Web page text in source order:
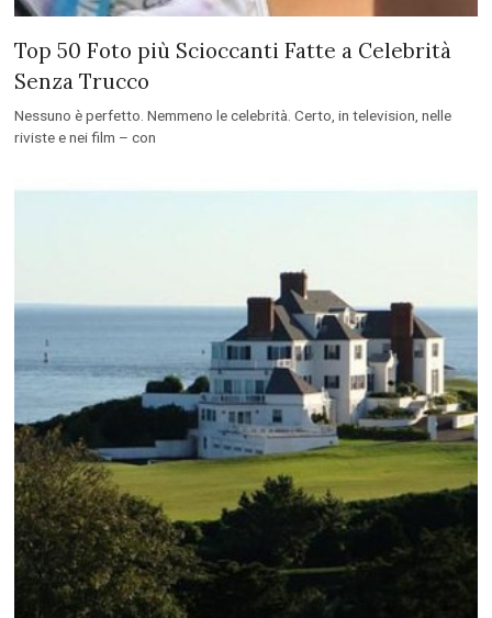
Top 50 Foto più Scioccanti Fatte a Celebrità
Senza Trucco
Nessuno è perfetto. Nemmeno le celebrità. Certo, in television, nelle
riviste e nei film – con